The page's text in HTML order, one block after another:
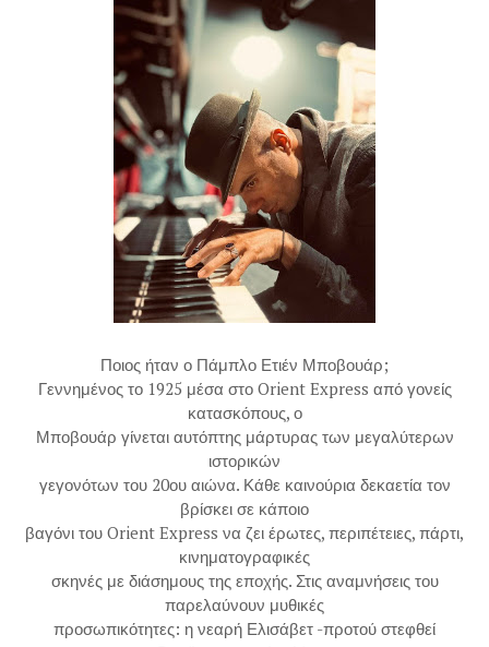
Ποιος ήταν ο Πάμπλο Ετιέν Μποβουάρ;
Γεννημένος το 1925 μέσα στο Orient Express από γονείς
κατασκόπους, ο
Μποβουάρ γίνεται αυτόπτης μάρτυρας των μεγαλύτερων
ιστορικών
γεγονότων του 20ου αιώνα. Κάθε καινούρια δεκαετία τον
βρίσκει σε κάποιο
βαγόνι του Orient Express να ζει έρωτες, περιπέτειες, πάρτι,
κινηματογραφικές
σκηνές με διάσημους της εποχής. Στις αναμνήσεις του
παρελαύνουν μυθικές
προσωπικότητες: η νεαρή Ελισάβετ -προτού στεφθεί